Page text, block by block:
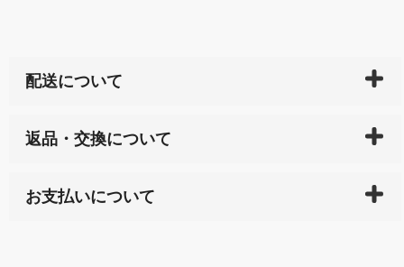
配送について
天ペイ」の方はご注文受付後）、 長崎県下全域に点在
サイト内で購入された商品の送料は、こちらの
全国送
返品・交換について
または配送途中の 事故などで不都合が生じている場合
お支払いについて